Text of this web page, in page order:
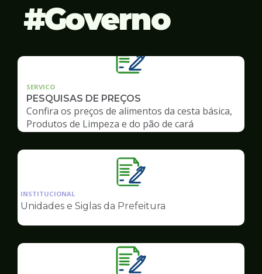
Governo
SERVICO
PESQUISAS DE PREÇOS
Confira os preços de alimentos da cesta básica,
Produtos de Limpeza e do pão de cará
Ilustração
da
pagina
Governo
INSTITUCIONAL
Unidades e Siglas da Prefeitura